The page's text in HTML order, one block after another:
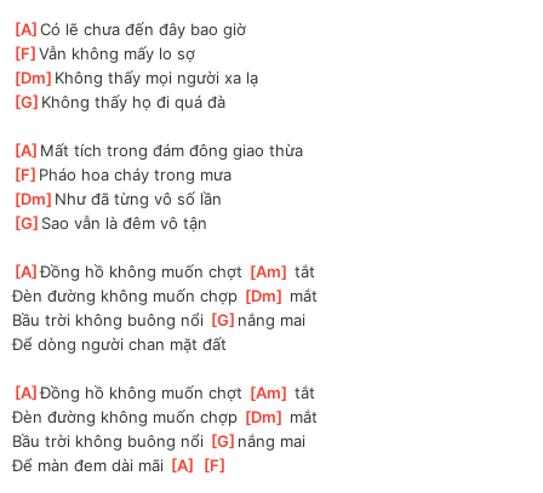
[A ]
Có lẽ chưa đến đây bao giờ
[F ]
Vẫn không mấy lo sợ
[Dm ]Không thấy mọi người xa lạ
[G ]Không thấy họ đi quá đà
[A ]Mất tích trong đám đông giao thừa
[F ]Pháo hoa cháy trong mưa
[Dm ]Như đã từng vô số lần
[G ]Sao vẫn là đêm vô tận
[A ]
Đồng hồ không muốn chợt [Am ] tắt
Đèn đường không muốn chợp [Dm
mắt
Bầu trời không buông nổi [G ]nắng mai
Để dòng người chan mặt đất
[A ]
Đồng hồ không muốn chợt [Am ] tắt
Đèn đường không muốn chợp [Dm
mắt
Bầu trời không buông nổi [G ]nắng mai
Để màn đem dài mãi [A [F